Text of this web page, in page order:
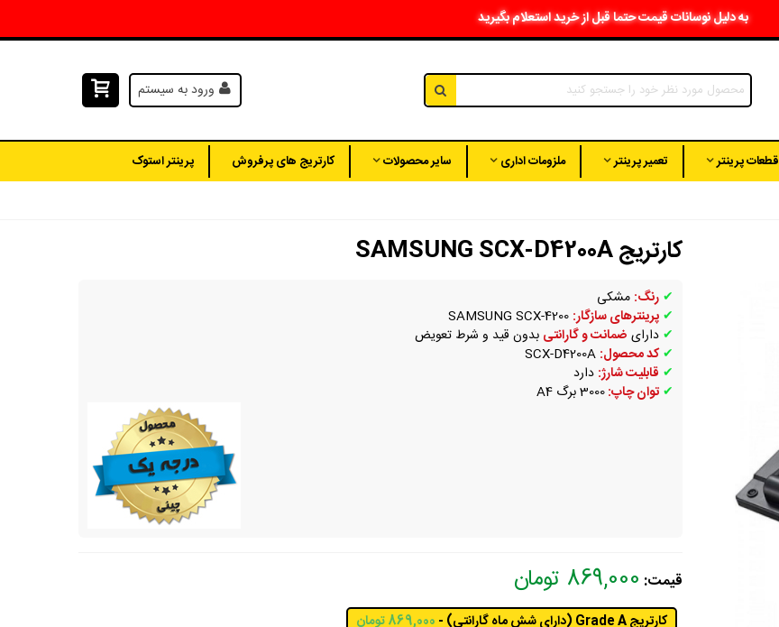
به دلیل نوسانات قیمت حتما قبل از خرید استعلام بگیرید
ورود به سیستم
قطعات پرینتر تعمیر پرینتر ملزومات اداری سایر محصولات کارتریج های پرفروش پرینتر استوک
کارتریج SAMSUNG SCX-D4200A
✔ رنگ: مشکی
✔ پرینترهای سازگار:
✔ دارای ضمانت و گارانتی بدون قید و شرط تعویض
✔ کد محصول:
✔ قابلیت شارژ: دارد
✔ توان چاپ:3000 برگ A4
قیمت: 869,000 تومان
کارتریج Grade A (دارای شش ماه گارانتی) -
869,000 تومان